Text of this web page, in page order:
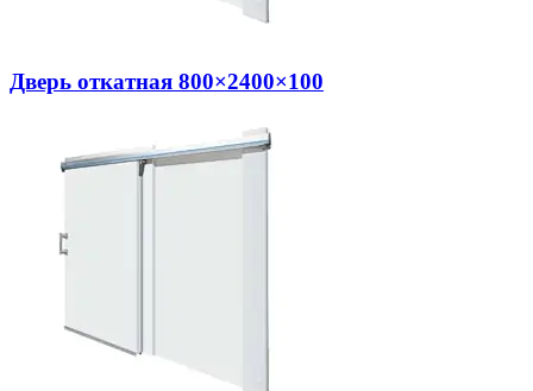
Дверь откатная 800×2400×100